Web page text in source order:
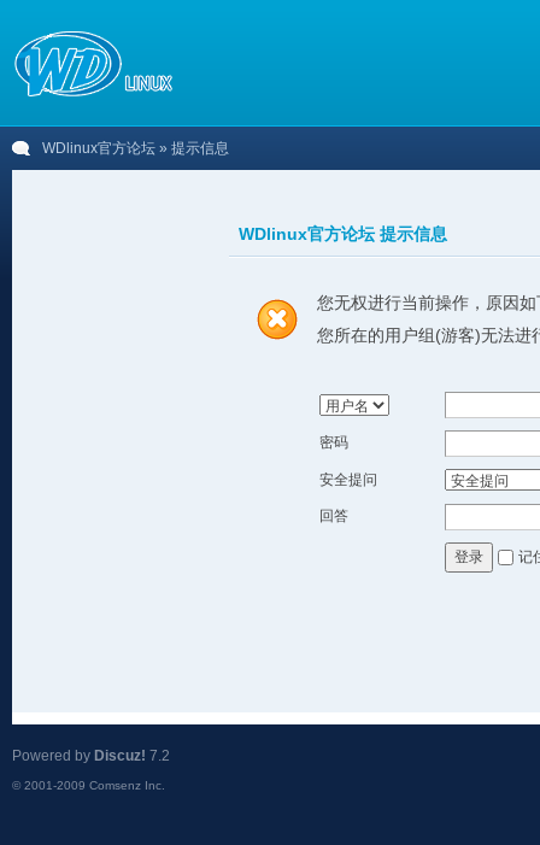
WDlinux官方论坛 » 提示信息
WDlinux官方论坛 提示信息
您无权进行当前操作，原因如
您所在的用户组(游客)无法进
密码
安全提问
回答
登录 记
Powered by Discuz! 7.2
© 2001-2009 Comsenz Inc.